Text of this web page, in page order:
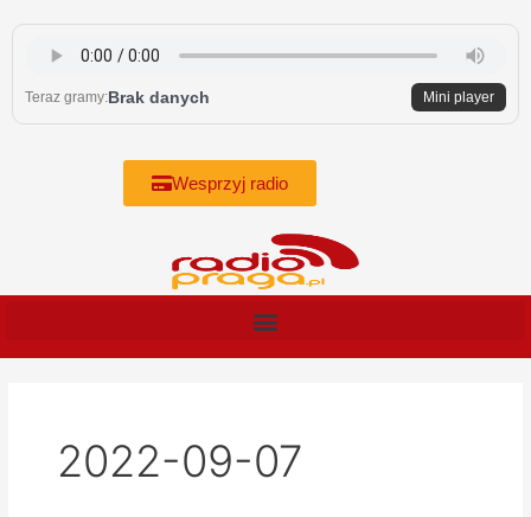
content
Teraz gramy:Brak danych Mini player
Wesprzyj radio
2022-09-07